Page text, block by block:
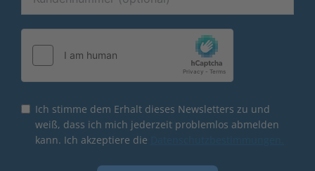
Ich stimme dem Erhalt dieses Newsletters zu und
weiß, dass ich mich jederzeit problemlos abmelden
kann. Ich akzeptiere die